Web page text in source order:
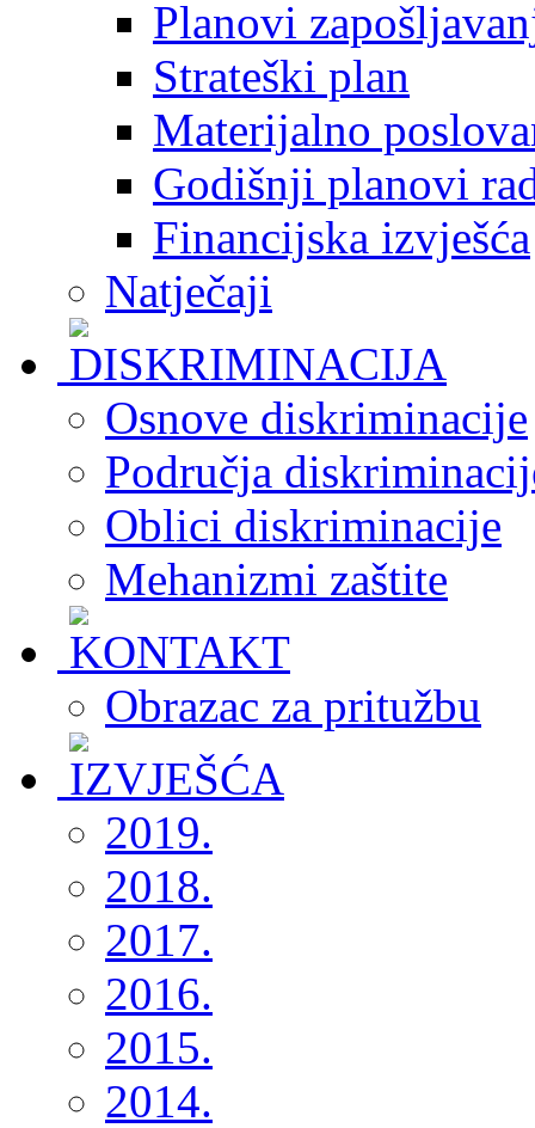
Planovi
Strateški plan
Materijalno
Godišnji planovi
Financijska izvješća
Natječaji
Osnove diskriminacije
Područja
Oblici diskriminacije
Mehanizmi zaštite
Obrazac za pritužbu
2019.
2018.
2017.
2016.
2015.
2014.